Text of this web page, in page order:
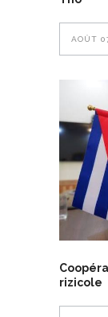
AOÛT
rizicole